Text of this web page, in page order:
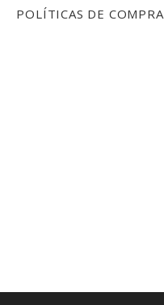
POLÍTICAS DE COMPRA